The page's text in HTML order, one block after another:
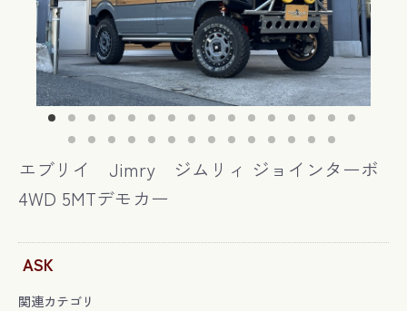
エブリイ Jimry ジムリィ ジョインターボ
4WD 5MTデモカー
ASK
関連カテゴリ